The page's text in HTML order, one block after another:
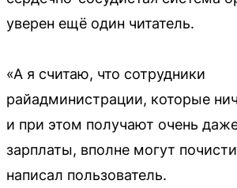
уверен ещё один читатель.
«А я считаю, что сотрудники
райадминистрации, которые
и при этом получают очень
зарплаты, вполне могут
написал пользователь.